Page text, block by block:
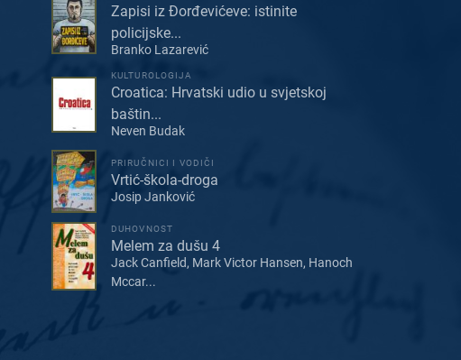
Zapisi iz Đorđevićeve: istinite
policijske...
Branko Lazarević
KULTUROLOGIJA
Croatica: Hrvatski udio u svjetskoj
baštin...
Neven Budak
PRIRUČNICI I VODIČI
Vrtić-škola-droga
Josip Janković
DUHOVNOST
Melem za dušu 4
Jack Canfield, Mark Victor Hansen, Hanoch
Mccar...